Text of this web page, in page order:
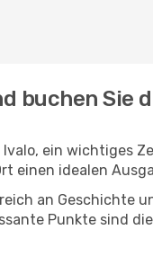
buchen Sie
Ivalo, ein wichtiges
einen idealen
an Geschichte
Punkte sind